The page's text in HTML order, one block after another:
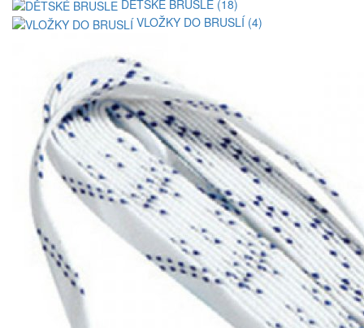
DĚTSKÉ BRUSLE (18)
VLOŽKY DO BRUSLÍ (4)